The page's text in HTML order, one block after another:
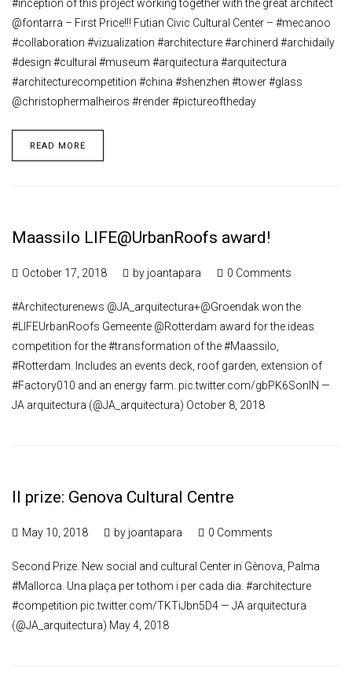
#inception of this project working together with the great architect
@fontarra – First Price!!! Futian Civic Cultural Center – #mecanoo
#collaboration #vizualization #architecture #archinerd #archidaily
#design #cultural #museum #arquitectura #arquitectura
#architecturecompetition #china #shenzhen #tower #glass
@christophermalheiros #render #pictureoftheday
READ MORE
Maassilo LIFE@UrbanRoofs award!
October 17, 2018 by joantapara 0 Comments
#Architecturenews @JA_arquitectura+@Groendak won the
#LIFEUrbanRoofs Gemeente @Rotterdam award for the ideas
competition for the #transformation of the #Maassilo,
#Rotterdam. Includes an events deck, roof garden, extension of
#Factory010 and an energy farm. pic.twitter.com/gbPK6SonlN —
JA arquitectura (@JA_arquitectura) October 8, 2018
II prize: Genova Cultural Centre
May 10, 2018 by joantapara 0 Comments
Second Prize. New social and cultural Center in Gènova, Palma
#Mallorca. Una plaça per tothom i per cada dia. #architecture
#competition pic.twitter.com/TKTiJbn5D4 — JA arquitectura
(@JA_arquitectura) May 4, 2018